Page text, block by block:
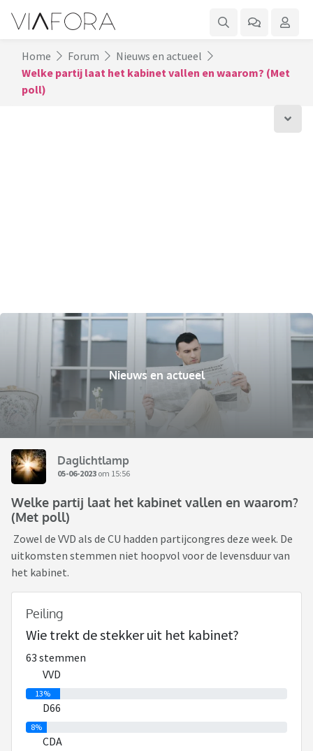
Home Forum
Nieuws en actueel
Welke partij laat het kabinet vallen en waarom? (Met
poll)
Nieuws en actueel
Daglichtlamp
05-06-2023 om 15:56
Welke partij laat het kabinet vallen en waarom?
(Met poll)
Zowel de VVD als de CU hadden partijcongres deze week. De
uitkomsten stemmen niet hoopvol voor de levensduur van
het kabinet.
Peiling
Wie trekt de stekker uit het kabinet?
63 stemmen
VVD
13%
D66
8%
CDA